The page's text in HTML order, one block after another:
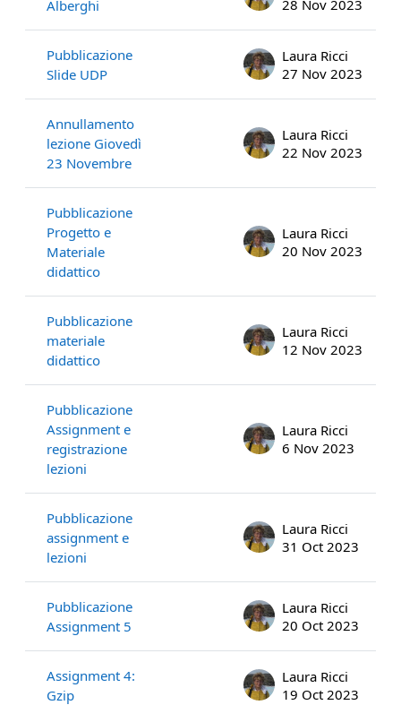
Alberghi 28 Nov 2023
Pubblicazione
Slide UDP
Laura Ricci
27 Nov 2023
Annullamento
lezione Giovedì
23 Novembre
Laura Ricci
22 Nov 2023
Pubblicazione
Progetto e
Materiale
didattico
Laura Ricci
20 Nov 2023
Pubblicazione
materiale
didattico
Laura Ricci
12 Nov 2023
Pubblicazione
Assignment e
registrazione
lezioni
Laura Ricci
6 Nov 2023
Pubblicazione
assignment e
lezioni
Laura Ricci
31 Oct 2023
Pubblicazione
Assignment 5
Laura Ricci
20 Oct 2023
Assignment 4:
Gzip
Laura Ricci
19 Oct 2023